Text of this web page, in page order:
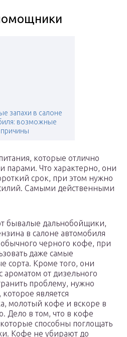
запахи в салоне
возможные
причины
которые отлично
парами. Что характерно, они
срок, при этом нужно
Самыми действенными
бывалые дальнобойщики,
в салоне автомобиля
черного кофе, при
даже самые
сорта. Кроме того, они
ароматом от дизельного
проблему, нужно
является
молотый кофе и вскоре в
Дело в том, что в кофе
способны поглощать
Кофе не убирают до